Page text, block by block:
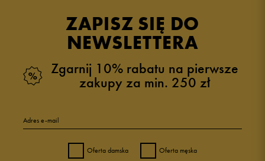
zebranych i zweryfikowanych przez
4 18%
ZAPISZ SIĘ DO
NEWSLETTERA
Zgarnij 10% rabatu na pierwsze
zakupy za min. 250 zł
Adres e-mail
Oferta damska Oferta męska